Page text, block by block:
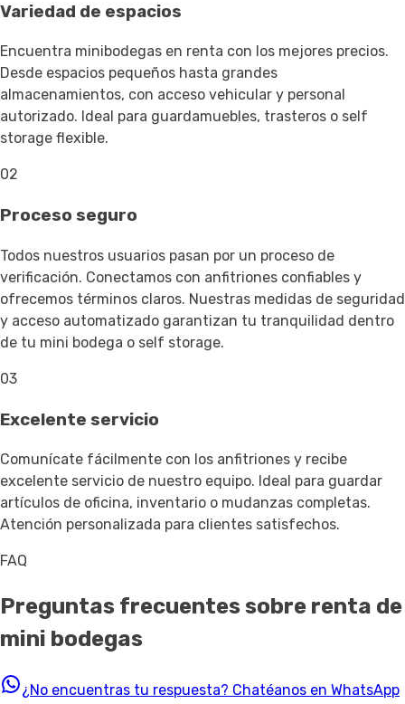
Variedad de espacios
Encuentra minibodegas en renta con los mejores precios.
Desde espacios pequeños hasta grandes
almacenamientos, con acceso vehicular y personal
autorizado. Ideal para guardamuebles, trasteros o self
storage flexible.
02
Proceso seguro
Todos nuestros usuarios pasan por un proceso de
verificación. Conectamos con anfitriones confiables y
ofrecemos términos claros. Nuestras medidas de seguridad
y acceso automatizado garantizan tu tranquilidad dentro
de tu mini bodega o self storage.
03
Excelente servicio
Comunícate fácilmente con los anfitriones y recibe
excelente servicio de nuestro equipo. Ideal para guardar
artículos de oficina, inventario o mudanzas completas.
Atención personalizada para clientes satisfechos.
FAQ
Preguntas frecuentes sobre renta de
mini bodegas
¿No encuentras tu respuesta? Chatéanos en WhatsApp